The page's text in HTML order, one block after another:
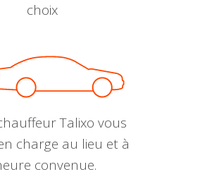
choix
Talixo vous
charge au lieu et à
convenue.